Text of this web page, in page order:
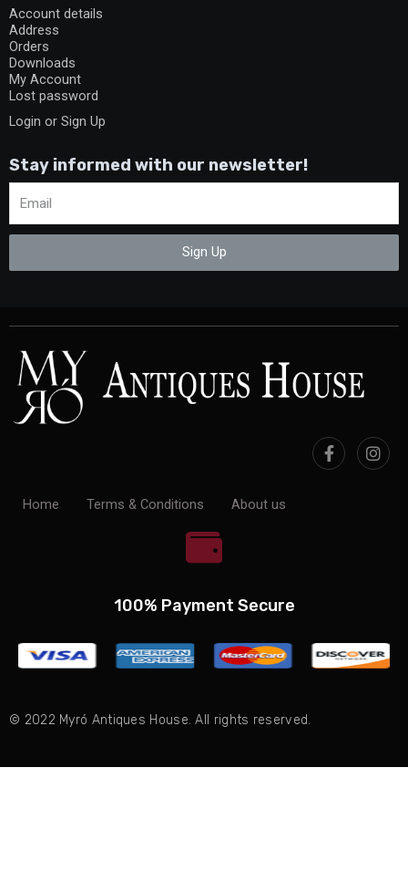
Account details
Address
Orders
Downloads
My Account
Lost password
Login or Sign Up
Stay informed with our newsletter!
Sign Up
Home Terms & Conditions About us
100% Payment Secure
© 2022 Myró Antiques House. All rights reserved.